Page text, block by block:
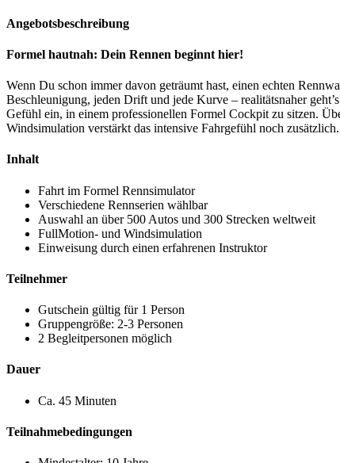
Angebotsbeschreibung
Formel hautnah: Dein Rennen beginnt hier!
Wenn Du schon immer davon geträumt hast, einen echten
Beschleunigung, jeden Drift und jede Kurve – realitätsnaher
Gefühl ein, in einem professionellen Formel Cockpit zu sitzen.
Windsimulation verstärkt das intensive Fahrgefühl noch
Inhalt
Fahrt im Formel Rennsimulator
Verschiedene Rennserien wählbar
Auswahl an über 500 Autos und 300 Strecken weltweit
FullMotion- und Windsimulation
Einweisung durch einen erfahrenen Instruktor
Teilnehmer
Gutschein gültig für 1 Person
Gruppengröße: 2-3 Personen
2 Begleitpersonen möglich
Dauer
Ca. 45 Minuten
Teilnahmebedingungen